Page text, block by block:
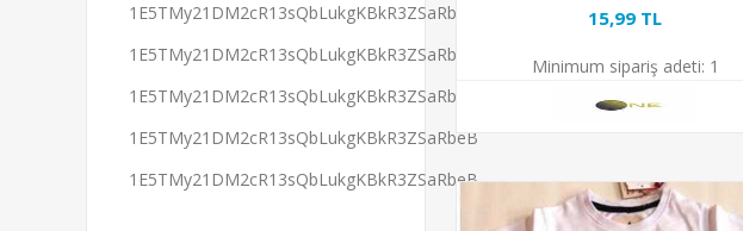
15,99 TL
Minimum sipariş adeti: 1
1E5TMy21DM2cR13sQbLukgKBkR3ZSaRbeB
1E5TMy21DM2cR13sQbLukgKBkR3ZSaRbeB
1E5TMy21DM2cR13sQbLukgKBkR3ZSaRbeB
1E5TMy21DM2cR13sQbLukgKBkR3ZSaRbeB
1E5TMy21DM2cR13sQbLukgKBkR3ZSaRbeB